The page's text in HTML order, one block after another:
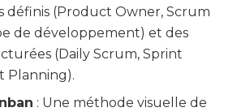
définis (Product Owner, Scrum
de développement) et des
(Daily Scrum, Sprint
Planning).
: Une méthode visuelle de